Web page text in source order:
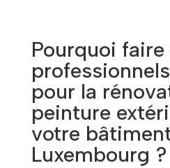
Pourquoi
pour la
peinture
votre
Luxembourg ?